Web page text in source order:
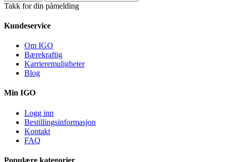
Takk for din påmelding
Kundeservice
Om IGO
Bærekraftig
Karrieremuligheter
Blog
Min IGO
Logg inn
Bestillingsinformasjon
Kontakt
FAQ
Populære kategorier